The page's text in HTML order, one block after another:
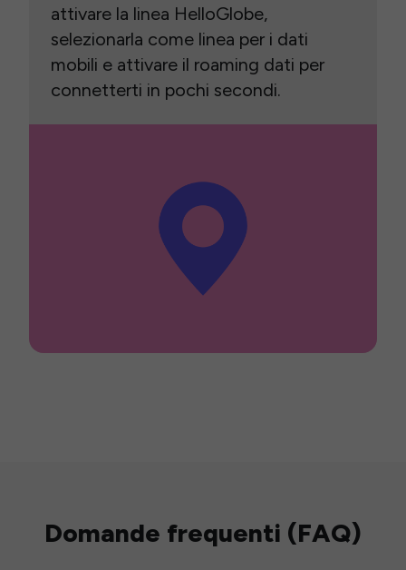
attivare la linea HelloGlobe,
selezionarla come linea per i dati
mobili e attivare il roaming dati per
connetterti in pochi secondi.
Domande frequenti (FAQ)